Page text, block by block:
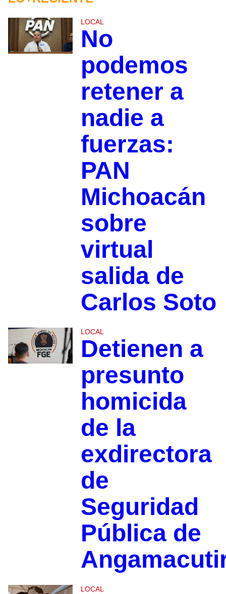
LOCAL
No
podemos
retener a
nadie a
fuerzas:
PAN
Michoacán
sobre
virtual
salida de
Carlos Soto
LOCAL
Detienen a
presunto
homicida
de la
exdirectora
de
Seguridad
Pública de
LOCAL